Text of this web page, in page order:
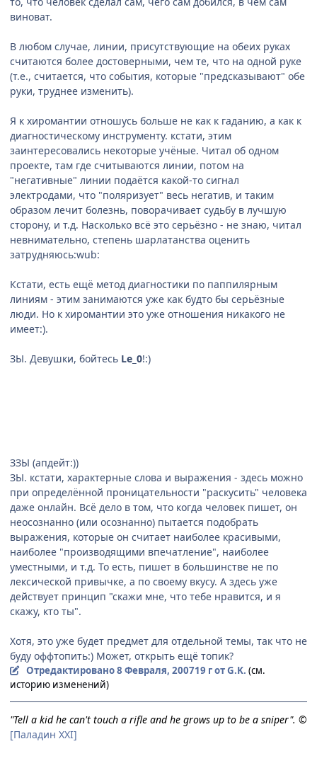
виноват.
В любом случае, линии, присутствующие на обеих руках
считаются более достоверными, чем те, что на одной руке
(т.е., считается, что события, которые "предсказывают" обе
руки, труднее изменить).
Я к хиромантии отношусь больше не как к гаданию, а как к
диагностическому инструменту. кстати, этим
заинтересовались некоторые учёные. Читал об одном
проекте, там где считываются линии, потом на
"негативные" линии подаётся какой-то сигнал
электродами, что "поляризует" весь негатив, и таким
образом лечит болезнь, поворачивает судьбу в лучшую
сторону, и т.д. Насколько всё это серьёзно - не знаю, читал
невнимательно, степень шарлатанства оценить
затрудняюсь:wub:
Кстати, есть ещё метод диагностики по паппилярным
линиям - этим занимаются уже как будто бы серьёзные
люди. Но к хиромантии это уже отношения никакого не
имеет:).
ЗЫ. Девушки, бойтесь Le_0!:)
ЗЗЫ (апдейт:))
ЗЫ. кстати, характерные слова и выражения - здесь можно
при определённой проницательности "раскусить" человека
даже онлайн. Всё дело в том, что когда человек пишет, он
неосознанно (или осознанно) пытается подобрать
выражения, которые он считает наиболее красивыми,
наиболее "производящими впечатление", наиболее
уместными, и т.д. То есть, пишет в большинстве не по
лексической привычке, а по своему вкусу. А здесь уже
действует принцип "скажи мне, что тебе нравится, и я
скажу, кто ты".
Хотя, это уже будет предмет для отдельной темы, так что не
буду оффтопить:) Может, открыть ещё топик?
Отредактировано8 Февраля, 200719 гот G.K. (см.
историю изменений)
"Tell a kid he can't touch a rifle and he grows up to be a sniper". ©
[Паладин XXI]